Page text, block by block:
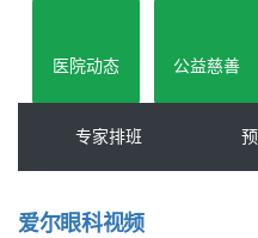
爱尔眼科视频